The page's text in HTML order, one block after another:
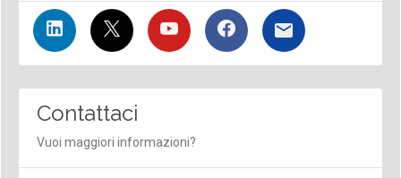
Contattaci
Vuoi maggiori informazioni?